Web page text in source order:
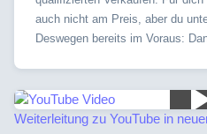
auch nicht am Preis, aber du
Deswegen bereits im Voraus:
Weiterleitung zu YouTube in